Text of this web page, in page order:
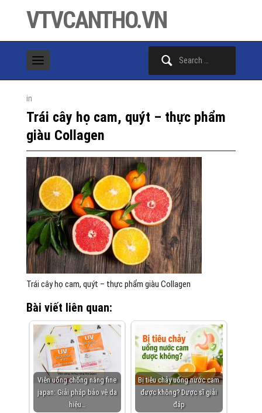
VTVCANTHO.VN
in
Trái cây họ cam, quýt – thực phẩm
giàu Collagen
Trái cây họ cam, quýt – thực phẩm giàu Collagen
Bài viết liên quan:
Viên uống chống nắng fine
japan: Giải pháp bảo vệ da
hiệu…
Bị tiêu chảy uống nước cam
được không? Dược sĩ giải
đáp